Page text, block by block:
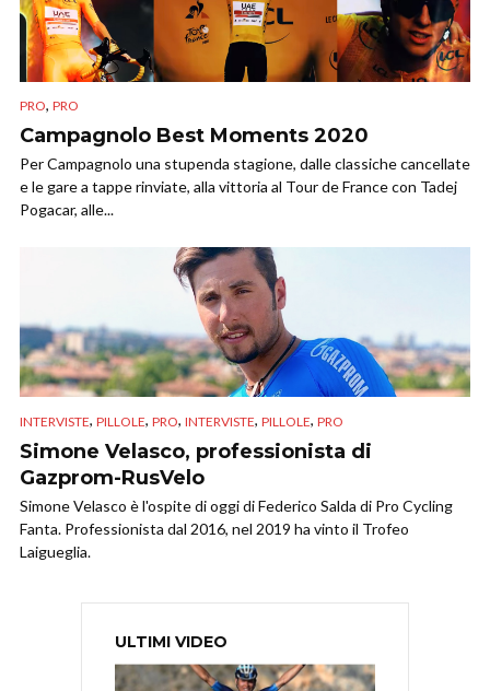
PRO, PRO
Campagnolo Best Moments 2020
Per Campagnolo una stupenda stagione, dalle classiche cancellate
e le gare a tappe rinviate, alla vittoria al Tour de France con Tadej
Pogacar, alle...
INTERVISTE, PILLOLE, PRO, INTERVISTE, PILLOLE, PRO
Simone Velasco, professionista di
Gazprom-RusVelo
Simone Velasco è l'ospite di oggi di Federico Salda di Pro Cycling
Fanta. Professionista dal 2016, nel 2019 ha vinto il Trofeo
Laigueglia.
ULTIMI VIDEO